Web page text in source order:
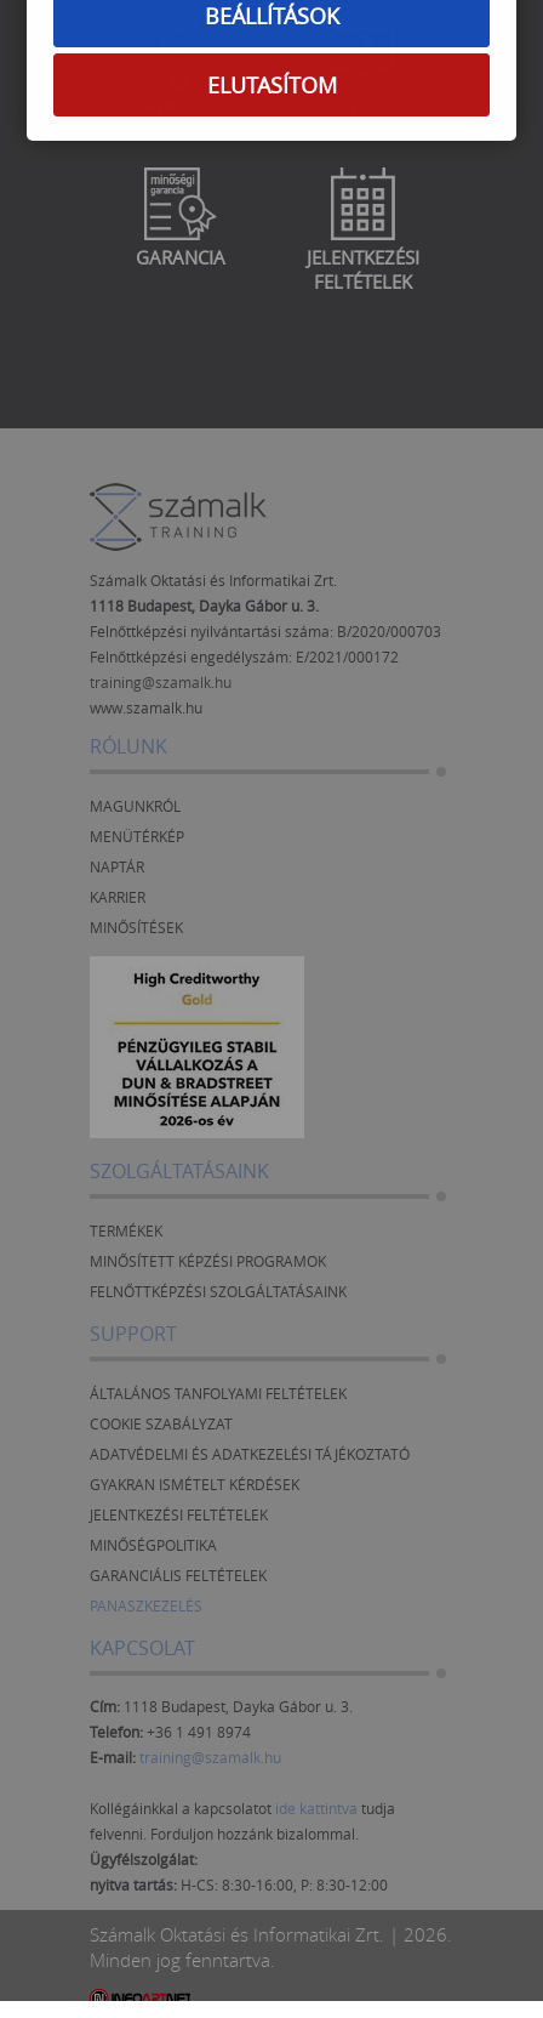
GARANCIA
JELENTKEZÉSI
FELTÉTELEK
Számalk Oktatási és Informatikai Zrt.
1118 Budapest, Dayka Gábor u. 3.
Felnőttképzési nyilvántartási száma: B/2020/000703
Felnőttképzési engedélyszám: E/2021/000172
training@szamalk.hu
www.szamalk.hu
RÓLUNK
MAGUNKRÓL
MENÜTÉRKÉP
NAPTÁR
KARRIER
MINŐSÍTÉSEK
SZOLGÁLTATÁSAINK
TERMÉKEK
MINŐSÍTETT KÉPZÉSI PROGRAMOK
FELNŐTTKÉPZÉSI SZOLGÁLTATÁSAINK
SUPPORT
ÁLTALÁNOS TANFOLYAMI FELTÉTELEK
COOKIE SZABÁLYZAT
ADATVÉDELMI ÉS ADATKEZELÉSI TÁJÉKOZTATÓ
GYAKRAN ISMÉTELT KÉRDÉSEK
JELENTKEZÉSI FELTÉTELEK
MINŐSÉGPOLITIKA
GARANCIÁLIS FELTÉTELEK
PANASZKEZELÉS
KAPCSOLAT
Cím: 1118 Budapest, Dayka Gábor u. 3.
Telefon:+36 1 491 8974
E-mail:training@szamalk.hu
Kollégáinkkal a kapcsolatot ide kattintva tudja
felvenni. Forduljon hozzánk bizalommal.
Ügyfélszolgálat:
nyitva tartás: H-CS: 8:30-16:00, P: 8:30-12:00
Számalk Oktatási és Informatikai Zrt. | 2026.
Minden jog fenntartva.
BEÁLLÍTÁSOK
ELUTASÍTOM